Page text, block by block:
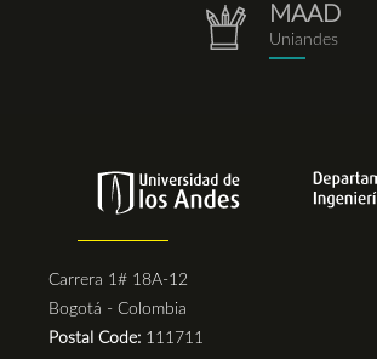
repositorio.png
MAAD
Uniandes
Carrera 1# 18A-12
Bogotá - Colombia
Postal Code: 111711